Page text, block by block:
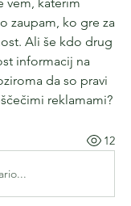
zaupam, ko gre za
Ali še kdo drug
informacij na
da so pravi
reklamami?
12